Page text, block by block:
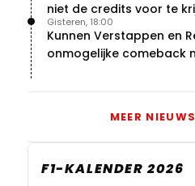
niet de credits voor te
Kunnen Verstappen en
onmogelijke comeback
Gisteren, 18:00
MEER NIEUWS
F1-KALENDER 2026